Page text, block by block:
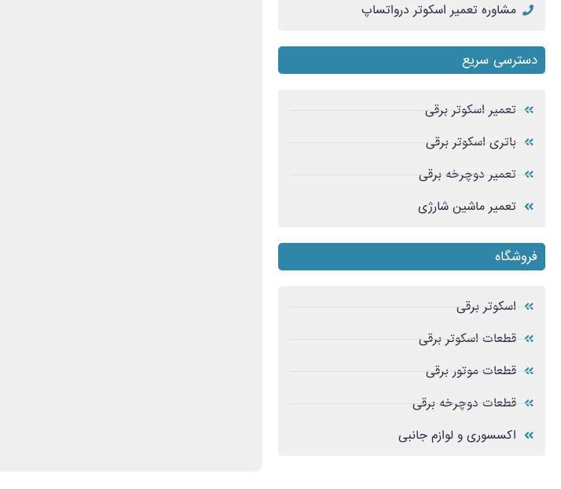
مشاوره تعمیر اسکوتر درواتساپ
دسترسی سریع
تعمیر اسکوتر برقی
باتری اسکوتر برقی
تعمیر دوچرخه برقی
تعمیر ماشین شارژی
فروشگاه
اسکوتر برقی
قطعات اسکوتر برقی
قطعات موتور برقی
قطعات دوچرخه برقی
اکسسوری و لوازم جانبی